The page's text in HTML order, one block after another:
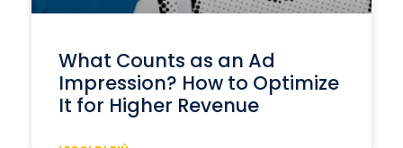
What Counts as an Ad
Impression? How to Optimize
It for Higher Revenue